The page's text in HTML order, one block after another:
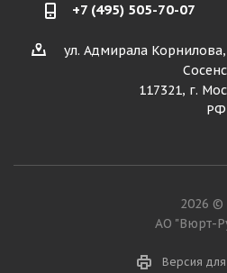
+7 (495) 505-70-07
ул. Адмирала Корнилова,
117321, г.
РФ
2026 ©
АО "Вюрт-
Версия